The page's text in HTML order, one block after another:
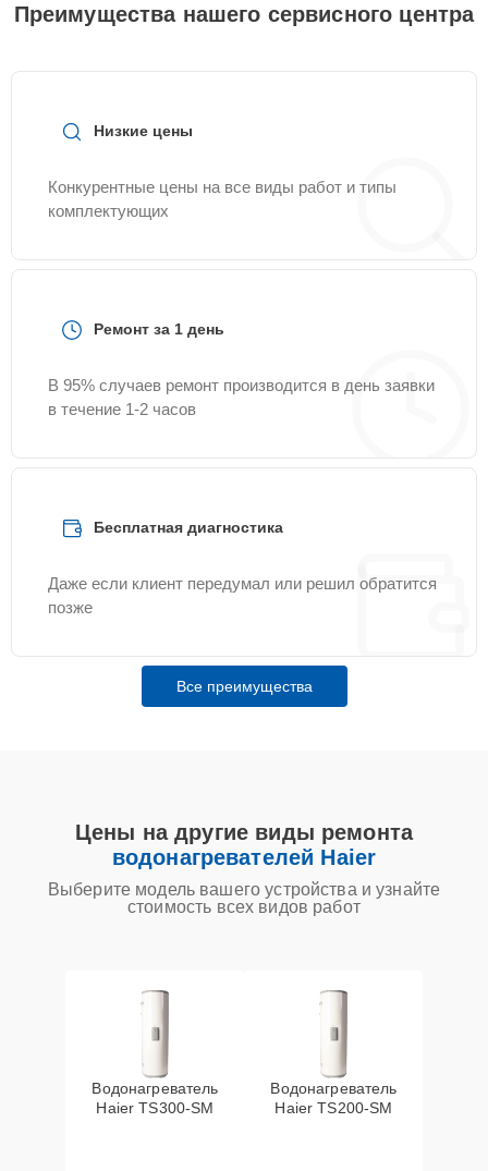
Преимущества нашего сервисного центра
Низкие цены
Конкурентные цены на все виды работ и типы
комплектующих
Ремонт за 1 день
В 95% случаев ремонт производится в день заявки
в течение 1-2 часов
Бесплатная диагностика
Даже если клиент передумал или решил обратится
позже
Все преимущества
Цены на другие виды ремонта
водонагревателей Haier
Выберите модель вашего устройства и узнайте
стоимость всех видов работ
Водонагреватель
Haier TS300-SM
Водонагреватель
Haier TS200-SM